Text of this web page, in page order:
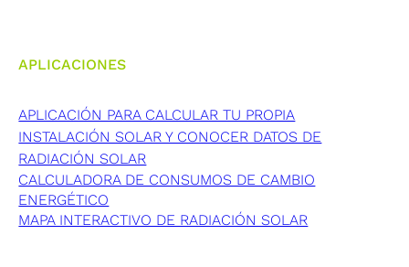
APLICACIONES
APLICACIÓN PARA CALCULAR TU PROPIA
INSTALACIÓN SOLAR Y CONOCER DATOS DE
RADIACIÓN SOLAR
CALCULADORA DE CONSUMOS DE CAMBIO
ENERGÉTICO
MAPA INTERACTIVO DE RADIACIÓN SOLAR